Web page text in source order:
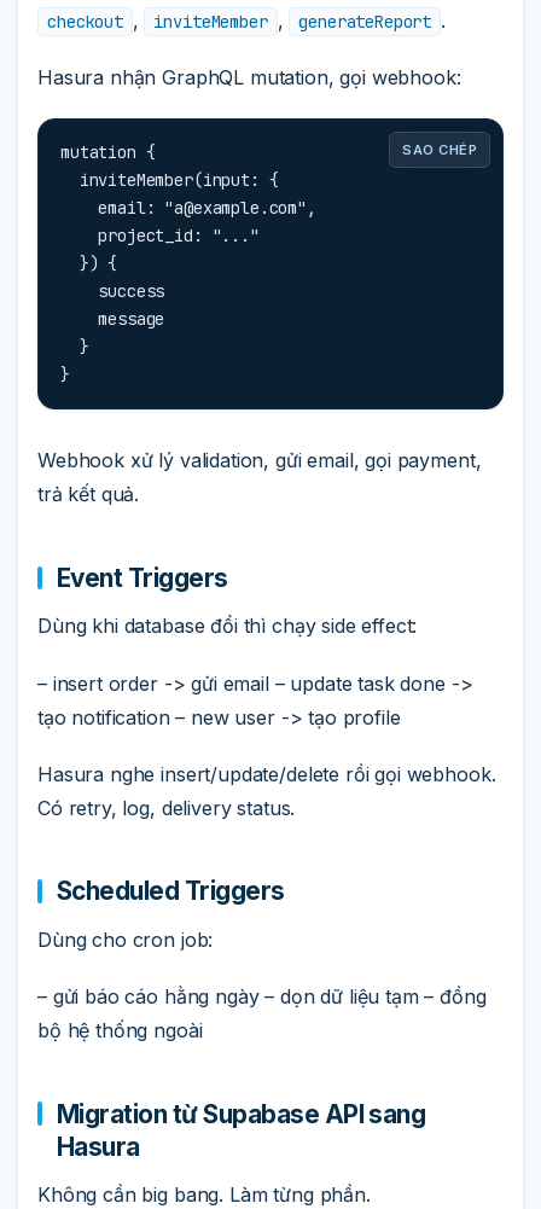
checkout , inviteMember , generateReport .
Hasura nhận GraphQL mutation, gọi webhook:
SAO CHÉP
mutation {
    email: "
a@example.com",
    project_id: "..."
    message
}
Webhook xử lý validation, gửi email, gọi payment,
trả kết quả.
Event Triggers
Dùng khi database đổi thì chạy side effect:
– insert order -> gửi email – update task done ->
tạo notification – new user -> tạo profile
Hasura nghe insert/update/delete rồi gọi webhook.
Có retry, log, delivery status.
Scheduled Triggers
Dùng cho cron job:
– gửi báo cáo hằng ngày – dọn dữ liệu tạm – đồng
bộ hệ thống ngoài
Migration từ Supabase API sang
Hasura
Không cần big bang. Làm từng phần.